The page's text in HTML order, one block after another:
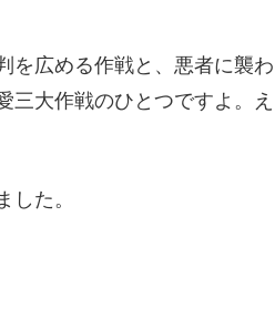
を広める作戦と、悪者に襲わ
大作戦のひとつですよ。え
した。